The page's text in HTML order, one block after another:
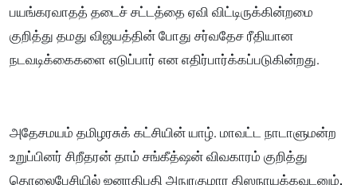
பயங்கரவாதத் தடைச் சட்டத்தை ஏவி விட்டிருக்கின்றமை
குறித்து தமது விஜயத்தின் போது சர்வதேச ரீதியான
நடவடிக்கைகளை எடுப்பார் என எதிர்பார்க்கப்படுகின்றது.
அதேசமயம் தமிழரசுக் கட்சியின் யாழ். மாவட்ட நாடாளுமன்ற
உறுப்பினர் சிறீதரன் தாம் சங்கீத்ஷன் விவகாரம் குறித்து
தொலைபேசியில் ஜனாதிபதி அநுரகுமார திஸநாயக்கவுடனும்,